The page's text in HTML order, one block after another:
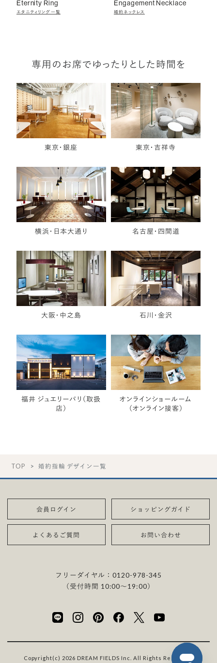
Eternity Ring
エタニティリング一覧
Engagement Necklace
婚約ネックレス
専用のお席でゆったりとした時間を
東京・銀座 東京・吉祥寺
横浜・日本大通り 名古屋・四間道
大阪・中之島 石川・金沢
福井 ジュエリーパリ（取扱
店）
オンラインショールーム
（オンライン接客）
TOP 婚約指輪 デザイン一覧
会員ログイン ショッピングガイド
よくあるご質問 お問い合わせ
フリーダイヤル：0120-978-345
（受付時間 10:00〜19:00）
Copyright(c) 2026 DREAM FIELDS Inc. All Rights Reserved.